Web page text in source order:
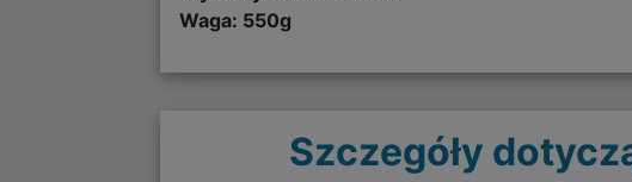
Waga: 550g
Szczegóły